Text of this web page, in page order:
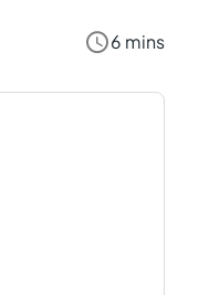
6 mins